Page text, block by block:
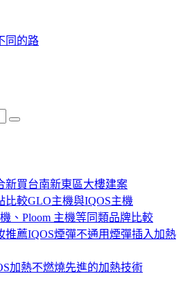
同的路
新買台南新東區大樓建案
比較GLO主機與IQOS主機
、Ploom 主機等同類品牌比較
推薦IQOS煙彈不通用煙彈插入加熱
加熱不燃燒先進的加熱技術